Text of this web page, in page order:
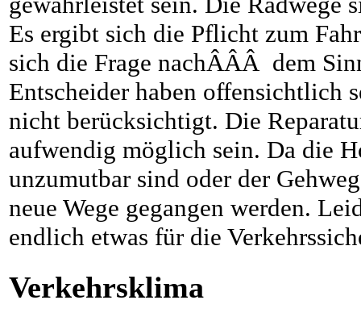
Es ergibt sich die Pflicht zum
sich die Frage nachÂÂÂ dem
Entscheider haben offensichtlich
nicht berücksichtigt. Die
aufwendig möglich sein. Da die
unzumutbar sind oder der
neue Wege gegangen werden.
endlich etwas für die
Verkehrsklima